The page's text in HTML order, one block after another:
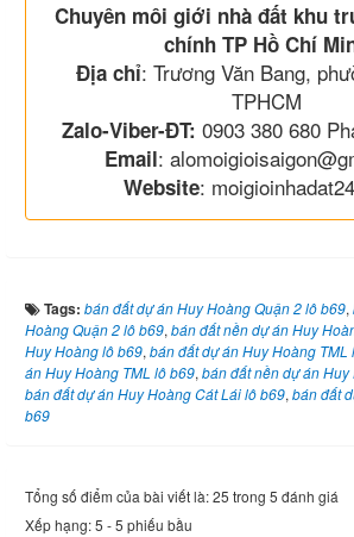
Chuyên môi giới nhà đất khu
chính TP Hồ Chí
Địa chỉ: Trương Văn Bang,
TPHCM
Zalo-Viber-ĐT: 0903 380 680
Email:
Website:
Tags: bán đất dự án Huy Hoàng Quận 2 lô b69,
Hoàng Quận 2 lô b69, bán đất nền dự án Huy
Huy Hoàng lô b69, bán đất dự án Huy Hoàng TML
án Huy Hoàng TML lô b69, bán đất nền dự án
bán đất dự án Huy Hoàng Cát Lái lô b69, bán đất
b69
Tổng số điểm của bài viết là: 25 trong 5 đánh giá
Xếp hạng:5 -5 phiếu bầu